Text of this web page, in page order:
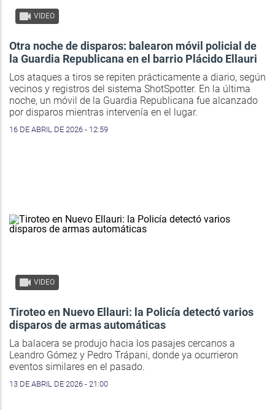
VIDEO
Otra noche de disparos: balearon móvil policial de
la Guardia Republicana en el barrio Plácido Ellauri
Los ataques a tiros se repiten prácticamente a diario, según
vecinos y registros del sistema ShotSpotter. En la última
noche, un móvil de la Guardia Republicana fue alcanzado
por disparos mientras intervenía en el lugar.
16 DE ABRIL DE 2026 - 12:59
VIDEO
Tiroteo en Nuevo Ellauri: la Policía detectó varios
disparos de armas automáticas
La balacera se produjo hacia los pasajes cercanos a
Leandro Gómez y Pedro Trápani, donde ya ocurrieron
eventos similares en el pasado.
13 DE ABRIL DE 2026 - 21:00